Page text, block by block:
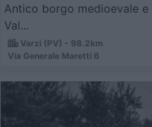
Antico borgo medioevale
Val...
Varzi (PV) - 98.2km
Via Generale Maretti 6